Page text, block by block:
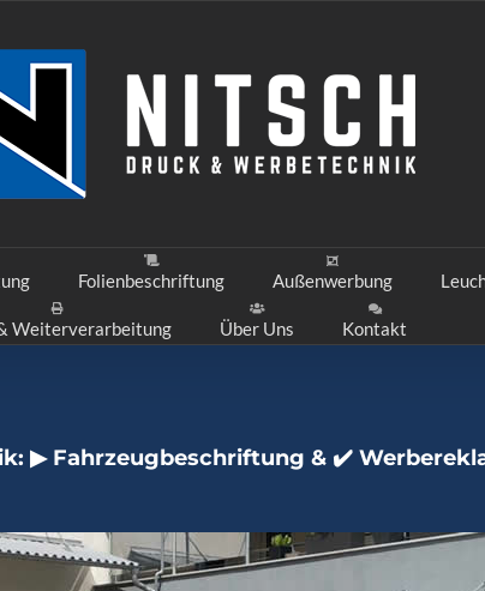
Folienbeschriftung Außenwerbung
Weiterverarbeitung Über Uns Kontakt
▶︎ Fahrzeugbeschriftung & ✔️